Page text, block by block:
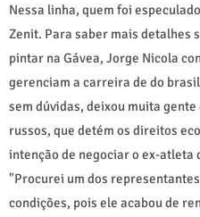
Nessa linha, quem foi
Zenit. Para saber mais detalhes
pintar na Gávea, Jorge Nicola
gerenciam a carreira de do
sem dúvidas, deixou muita
russos, que detém os direitos
intenção de negociar o ex-atleta
"Procurei um dos
condições, pois ele acabou de